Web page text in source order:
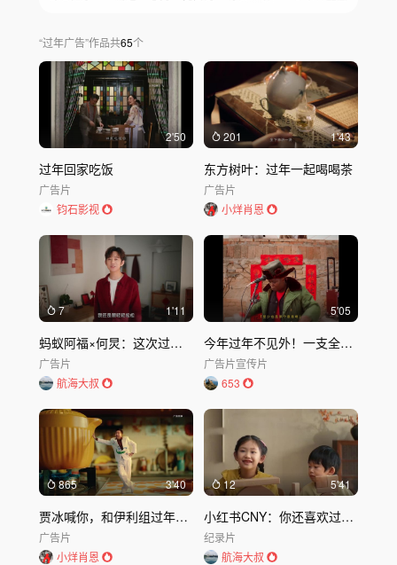
女性与职场
节日与活动
城市文旅 风光地理
建筑空间
工业基建
传统非遗 表演艺术
体育运动
教育科普
游戏电竞
其他
发布时间
不限 30天内 半年内 一年内
“过年广告”作品共65个
2'50
过年回家吃饭
广告片
钧石影视
201 1'43
东方树叶：过年一起喝喝茶
广告片
小烊肖恩
7 1'11
蚂蚁阿福×何炅：这次过年，带个朋友回家
广告片
航海大叔
5'05
今年过年不见外！一支全是外国面孔的贺岁短片
广告片宣传片
653
865 3'40
贾冰喊你，和伊利组过年搭子啦！
广告片
小烊肖恩
12 5'41
小红书CNY：你还喜欢过年么？
纪录片
航海大叔